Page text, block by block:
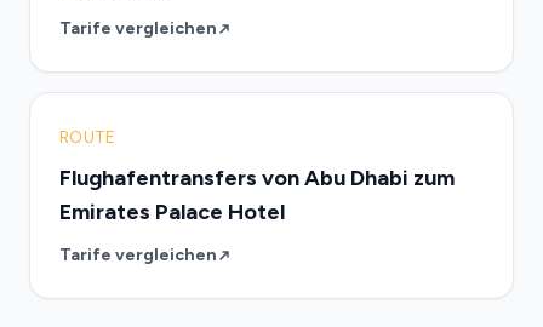
Tarife vergleichen
ROUTE
Flughafentransfers von Abu Dhabi zum
Emirates Palace Hotel
Tarife vergleichen